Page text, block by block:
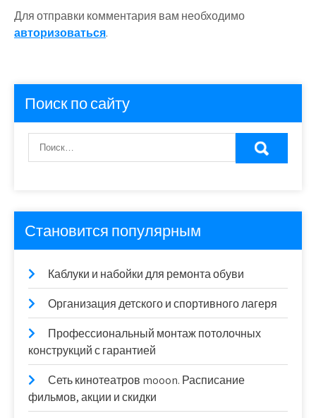
Для отправки комментария вам необходимо
авторизоваться.
Поиск по сайту
Становится популярным
Каблуки и набойки для ремонта обуви
Организация детского и спортивного лагеря
Профессиональный монтаж потолочных
конструкций с гарантией
Сеть кинотеатров mooon. Расписание
фильмов, акции и скидки